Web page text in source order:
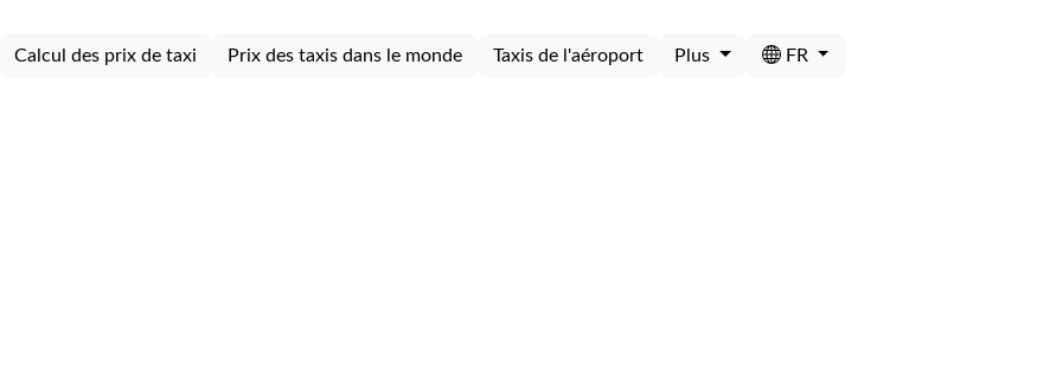
Calcul des prix de taxi Prix des taxis dans le monde Taxis de l'aéroport Plus FR